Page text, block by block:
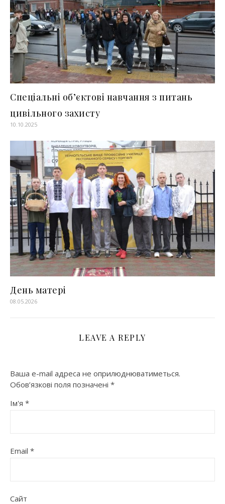
Спеціальні об’єктові навчання з питань
цивільного захисту
10.10.2025
День матері
08.05.2026
LEAVE A REPLY
Ваша e-mail адреса не оприлюднюватиметься.
Обов’язкові поля позначені *
Ім'я *
Email *
Сайт